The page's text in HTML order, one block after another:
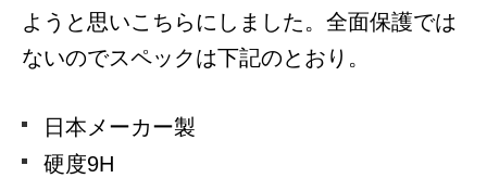
ようと思いこちらにしました。全面保護では
ないのでスペックは下記のとおり。
日本メーカー製
硬度9H